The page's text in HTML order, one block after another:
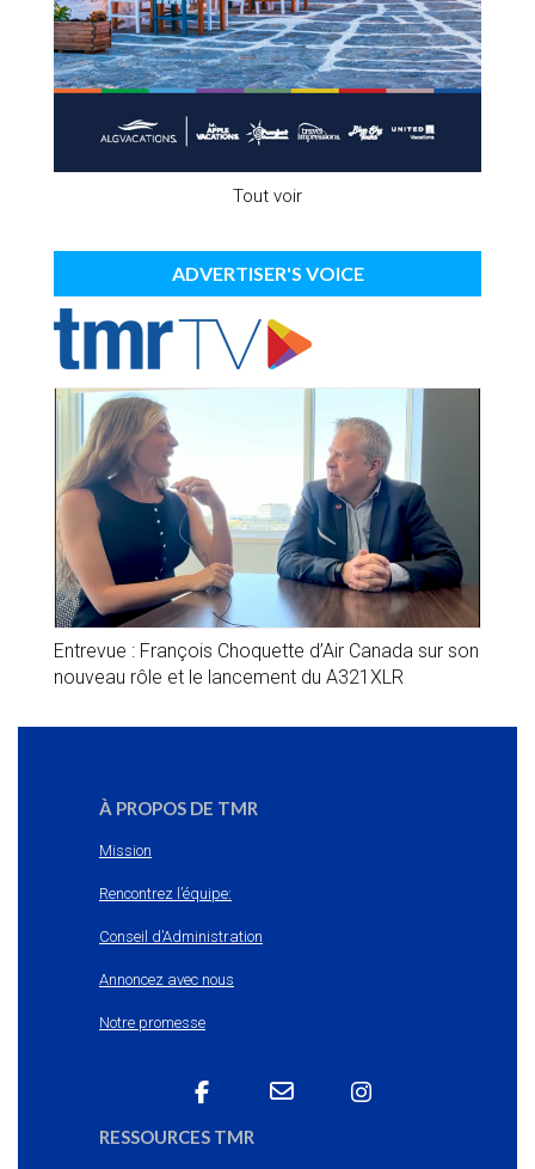
Tout voir
ADVERTISER'S VOICE
Entrevue : François Choquette d’Air Canada sur son
nouveau rôle et le lancement du A321XLR
À PROPOS DE TMR
Mission
Rencontrez l’équipe:
Conseil d’Administration
Annoncez avec nous
Notre promesse
RESSOURCES TMR